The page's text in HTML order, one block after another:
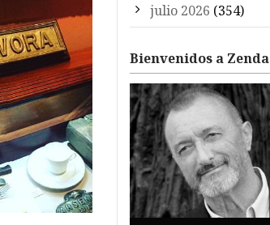
julio 2026 (354)
Bienvenidos a Zenda